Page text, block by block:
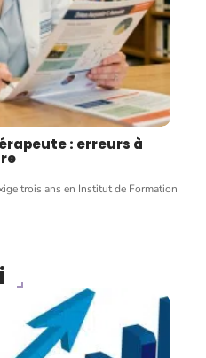
: erreurs à
trois ans en Institut de Formation